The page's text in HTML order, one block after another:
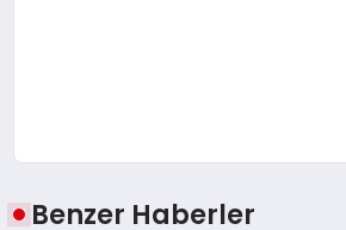
Benzer Haberler